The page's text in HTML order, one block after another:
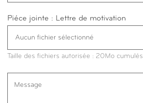
Piéce jointe : Lettre de motivation
Taille des fichiers autorisée : 20Mo cumulés